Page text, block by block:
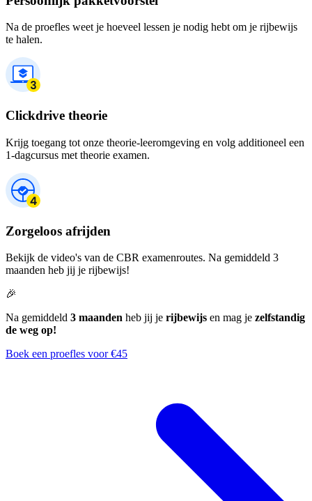
Na de proefles weet je hoeveel lessen je nodig hebt om je rijbewijs
te halen.
Clickdrive theorie
Krijg toegang tot onze theorie-leeromgeving en volg additioneel een
1-dagcursus met theorie examen.
Zorgeloos afrijden
Bekijk de video's van de CBR examenroutes. Na gemiddeld 3
maanden heb jij je rijbewijs!
🎉
Na gemiddeld 3 maanden heb jij je rijbewijs en mag je zelfstandig
de weg op!
Boek een proefles voor €45